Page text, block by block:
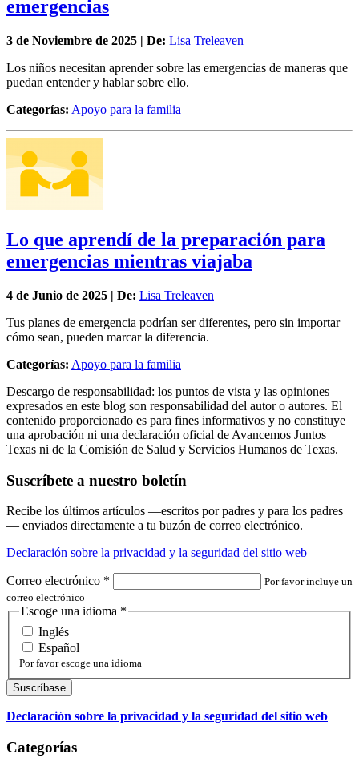
emergencias
3 de Noviembre de 2025 | De: Lisa Treleaven
Los niños necesitan aprender sobre las emergencias de maneras que
puedan entender y hablar sobre ello.
Categorías: Apoyo para la familia
Lo que aprendí de la preparación para
emergencias mientras viajaba
4 de Junio de 2025 | De: Lisa Treleaven
Tus planes de emergencia podrían ser diferentes, pero sin importar
cómo sean, pueden marcar la diferencia.
Categorías: Apoyo para la familia
Descargo de responsabilidad: los puntos de vista y las opiniones
expresados en este blog son responsabilidad del autor o autores. El
contenido proporcionado es para fines informativos y no constituye
una aprobación ni una declaración oficial de Avancemos Juntos
Texas ni de la Comisión de Salud y Servicios Humanos de Texas.
Suscríbete a nuestro boletín
Recibe los últimos artículos —escritos por padres y para los padres
— enviados directamente a tu buzón de correo electrónico.
Declaración sobre la privacidad y la seguridad del sitio web
Correo electrónico *
Por favor incluye un
correo electrónico
Escoge una idioma *
Inglés
Español
Por favor escoge una idioma
Declaración sobre la privacidad y la seguridad del sitio web
Categorías